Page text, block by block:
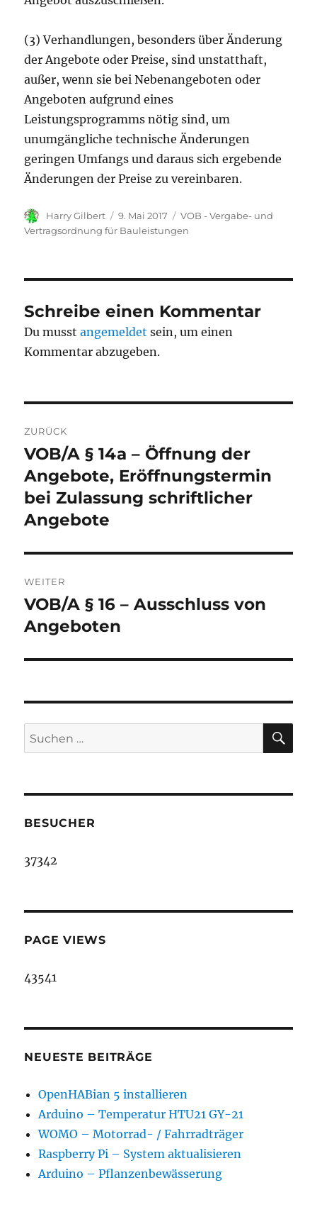
(3) Verhandlungen, besonders über Änderung
der Angebote oder Preise, sind unstatthaft,
außer, wenn sie bei Nebenangeboten oder
Angeboten aufgrund eines
Leistungsprogramms nötig sind, um
unumgängliche technische Änderungen
geringen Umfangs und daraus sich ergebende
Änderungen der Preise zu vereinbaren.
Autor
Harry Gilbert
Veröffentlicht
am
9. Mai 2017 Kategorien
VOB - Vergabe- und
Vertragsordnung für Bauleistungen
Schreibe einen Kommentar
Du musstangemeldet sein, um einen
Kommentar abzugeben.
ZURÜCK
Vorheriger
Beitrag:
VOB/A § 14a – Öffnung der
Angebote, Eröffnungstermin
bei Zulassung schriftlicher
Angebote
WEITER
Nächster
Beitrag:
VOB/A § 16 – Ausschluss von
Angeboten
Suche
nach:
BESUCHER
37342
PAGE VIEWS
43541
NEUESTE BEITRÄGE
OpenHABian 5 installieren
Arduino – Temperatur HTU21 GY-21
WOMO – Motorrad- / Fahrradträger
Raspberry Pi – System aktualisieren
Arduino – Pflanzenbewässerung